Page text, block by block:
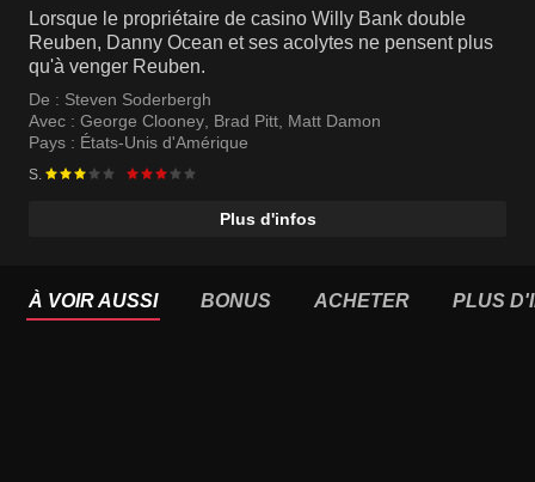
Lorsque le propriétaire de casino Willy Bank double
Reuben, Danny Ocean et ses acolytes ne pensent plus
qu'à venger Reuben.
De : Steven Soderbergh
Avec : George Clooney, Brad Pitt, Matt Damon
Pays : États-Unis d'Amérique
S.
Plus d'infos
À VOIR AUSSI BONUS ACHETER PLUS